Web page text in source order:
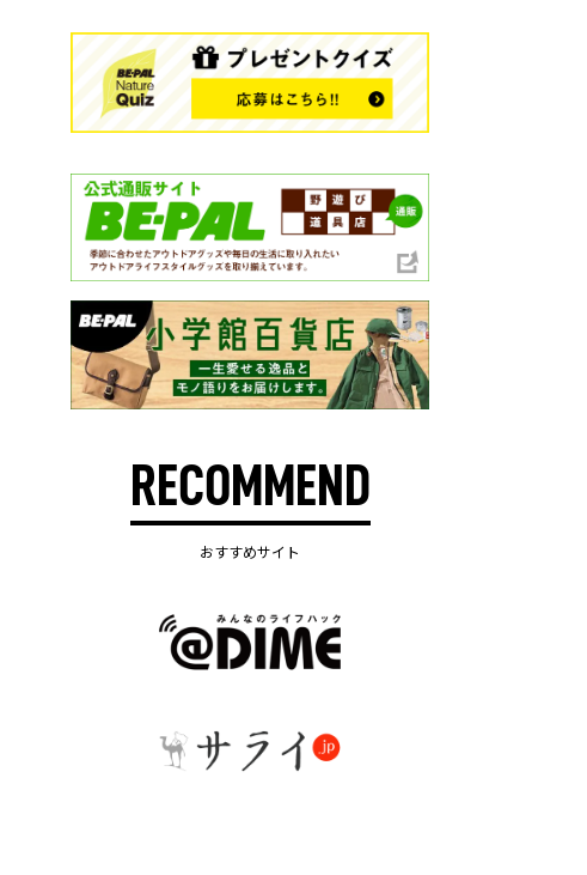
RECOMMEND
おすすめサイト